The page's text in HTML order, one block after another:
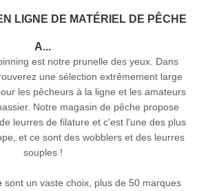
LIGNE DE MATÉRIEL DE PÊCHE
A...
est notre prunelle des yeux. Dans
une sélection extrêmement large
les pêcheurs à la ligne et les amateurs
Notre magasin de pêche propose
leurres de filature et c'est l'une des plus
et ce sont des wobblers et des leurres
souples !
sont un vaste choix, plus de 50 marques